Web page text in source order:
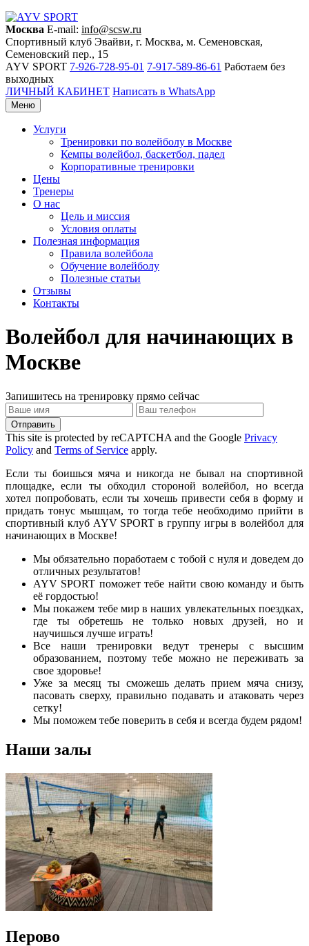
Москва E-mail: info@scsw.ru
Спортивный клуб Эвайви, г. Москва, м. Семеновская,
Семеновский пер., 15
AYV SPORT 7-926-728-95-01 7-917-589-86-61 Работаем без
выходных
ЛИЧНЫЙ КАБИНЕТ Написать в WhatsApp
Меню
Услуги
Тренировки по волейболу в Москве
Кемпы волейбол, баскетбол, падел
Корпоративные тренировки
Цены
Тренеры
О нас
Цель и миссия
Условия оплаты
Полезная информация
Правила волейбола
Обучение волейболу
Полезные статьи
Отзывы
Контакты
Волейбол для начинающих в
Москве
Запишитесь на тренировку прямо сейчас
Отправить
This site is protected by reCAPTCHA and the Google Privacy
Policy and Terms of Service apply.
Если ты боишься мяча и никогда не бывал на спортивной
площадке, если ты обходил стороной волейбол, но всегда
хотел попробовать, если ты хочешь привести себя в форму и
придать тонус мышцам, то тогда тебе необходимо прийти в
спортивный клуб AYV SPORT в группу игры в волейбол для
начинающих в Москве!
Мы обязательно поработаем с тобой с нуля и доведем до
отличных результатов!
AYV SPORT поможет тебе найти свою команду и быть
её гордостью!
Мы покажем тебе мир в наших увлекательных поездках,
где ты обретешь не только новых друзей, но и
научишься лучше играть!
Все наши тренировки ведут тренеры с высшим
образованием, поэтому тебе можно не переживать за
свое здоровье!
Уже за месяц ты сможешь делать прием мяча снизу,
пасовать сверху, правильно подавать и атаковать через
сетку!
Мы поможем тебе поверить в себя и всегда будем рядом!
Наши залы
Перово